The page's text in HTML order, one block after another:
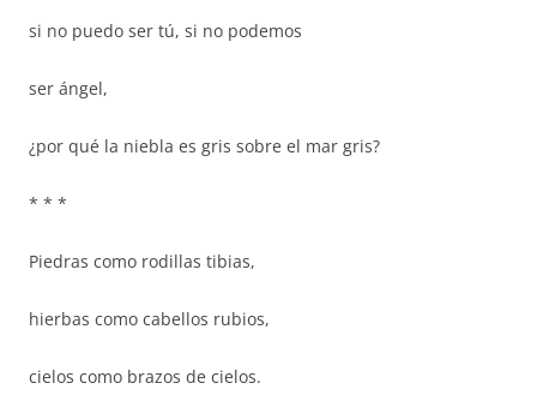
si no puedo ser tú, si no podemos
ser ángel,
¿por qué la niebla es gris sobre el mar gris?
* * *
Piedras como rodillas tibias,
hierbas como cabellos rubios,
cielos como brazos de cielos.